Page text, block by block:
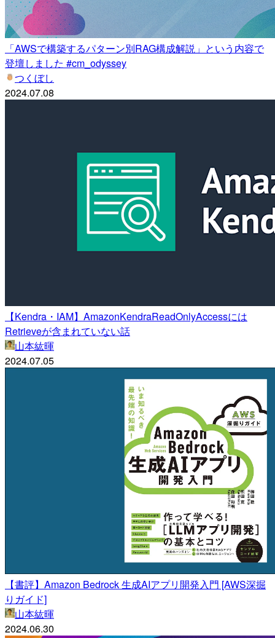
「AWSで構築するパターン別RAG構成解説」という内容で
登壇しました #cm_odyssey
つくぼし
2024.07.08
【Kendra・IAM】AmazonKendraReadOnlyAccessには
Retrieveが含まれていない話
山本紘暉
2024.07.05
【書評】Amazon Bedrock 生成AIアプリ開発入門 [AWS深掘
りガイド]
山本紘暉
2024.06.30